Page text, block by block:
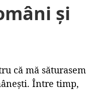
și
că mă săturasem
Între timp,